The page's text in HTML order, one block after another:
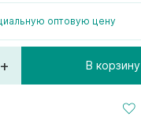
оптовую цену
+ В корзину